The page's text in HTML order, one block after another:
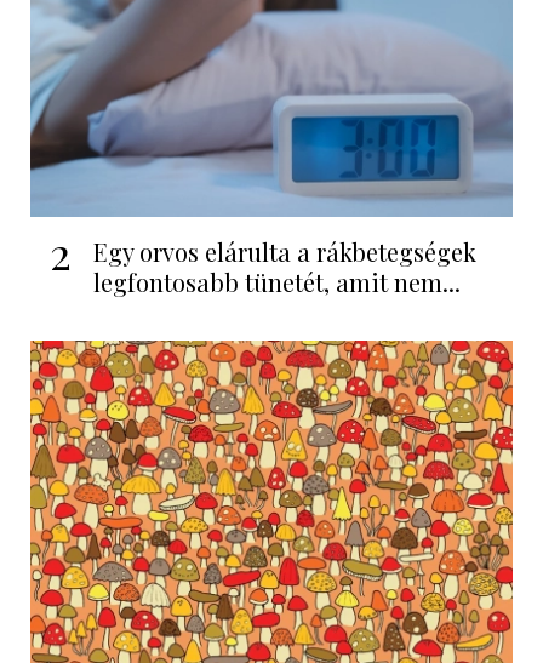
2
Egy orvos elárulta a rákbetegségek
legfontosabb tünetét, amit nem...